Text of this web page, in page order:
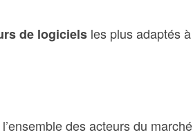
de logiciels les plus adaptés
des acteurs du